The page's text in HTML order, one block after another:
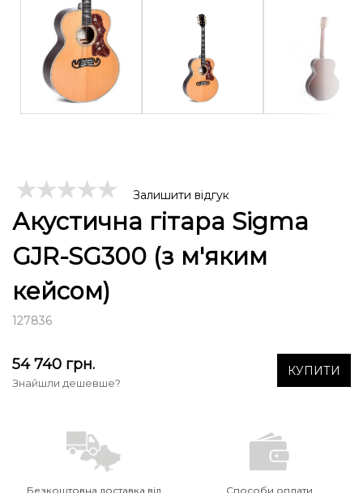
Залишити відгук
Акустична гітара Sigma
GJR-SG300 (з м'яким
кейсом)
127836
54 740 грн.
Знайшли дешевше?
КУПИТИ
Безкоштовна доставка від
Способи оплати